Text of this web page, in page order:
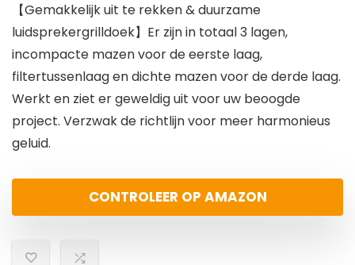
【Gemakkelijk uit te rekken & duurzame
luidsprekergrilldoek】Er zijn in totaal 3 lagen,
incompacte mazen voor de eerste laag,
filtertussenlaag en dichte mazen voor de derde laag.
Werkt en ziet er geweldig uit voor uw beoogde
project. Verzwak de richtlijn voor meer harmonieus
geluid.
CONTROLEER OP AMAZON